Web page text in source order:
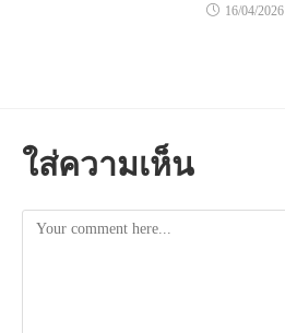
16/04/2026
ใส่ความเห็น
Comment